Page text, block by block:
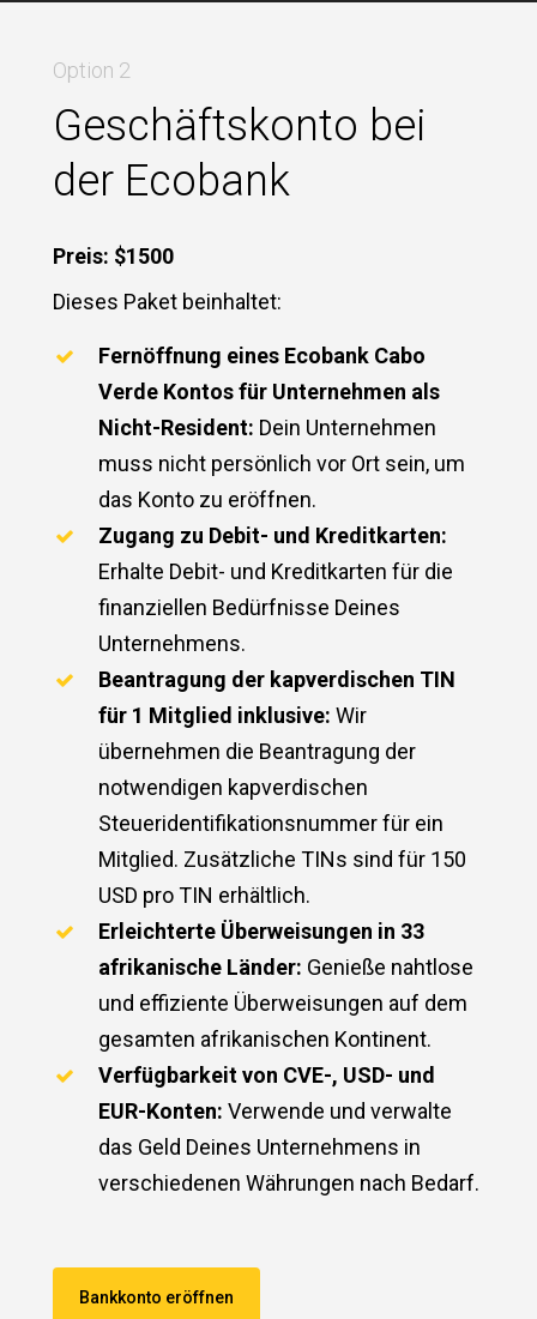
Option 2
Geschäftskonto bei
der Ecobank
Preis: $1500
Dieses Paket beinhaltet:
Fernöffnung eines Ecobank Cabo
Verde Kontos für Unternehmen als
Nicht-Resident: Dein Unternehmen
muss nicht persönlich vor Ort sein, um
das Konto zu eröffnen.
Zugang zu Debit- und Kreditkarten:
Erhalte Debit- und Kreditkarten für die
finanziellen Bedürfnisse Deines
Unternehmens.
Beantragung der kapverdischen TIN
für 1 Mitglied inklusive: Wir
übernehmen die Beantragung der
notwendigen kapverdischen
Steueridentifikationsnummer für ein
Mitglied. Zusätzliche TINs sind für 150
USD pro TIN erhältlich.
Erleichterte Überweisungen in 33
afrikanische Länder: Genieße nahtlose
und effiziente Überweisungen auf dem
gesamten afrikanischen Kontinent.
Verfügbarkeit von CVE-, USD- und
EUR-Konten: Verwende und verwalte
das Geld Deines Unternehmens in
verschiedenen Währungen nach Bedarf.
Bankkonto eröffnen